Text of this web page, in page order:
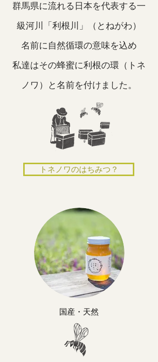
群馬県に流れる日本を代表する一
級河川「利根川」（とねがわ）
名前に自然循環の意味を込め
私達はその蜂蜜に利根の環（トネ
ノワ）と名前を付けました。
トネノワのはちみつ？
​国産・天然